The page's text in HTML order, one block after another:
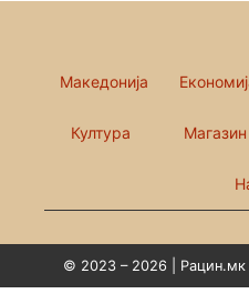
Македонија
Култура Магазин
© 2023 – 2026 | Рацин.мк